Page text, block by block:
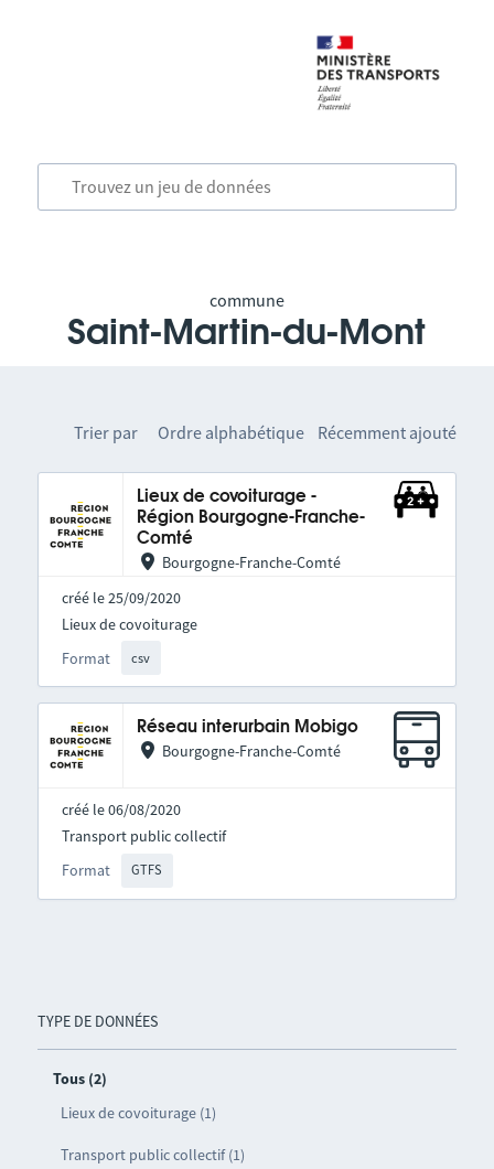
commune
Saint-Martin-du-Mont
TYPE DE DONNÉES
Tous (2)
Lieux de covoiturage (1)
Transport public collectif (1)
Trier par Ordre alphabétique Récemment ajouté
Lieux de covoiturage -
Région Bourgogne-Franche-
Comté
Bourgogne-Franche-Comté
créé le 25/09/2020
Format csv
Lieux de covoiturage
Réseau interurbain Mobigo
Bourgogne-Franche-Comté
créé le 06/08/2020
Format GTFS
Transport public collectif